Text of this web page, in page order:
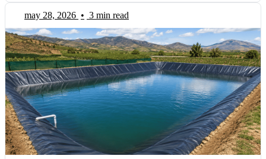
may 28, 2026 • 3 min read